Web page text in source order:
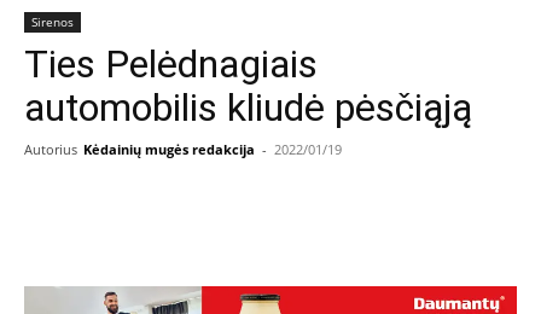
Sirenos
Ties Pelėdnagiais
automobilis kliudė pėsčiąją
Autorius Kėdainių mugės redakcija - 2022/01/19